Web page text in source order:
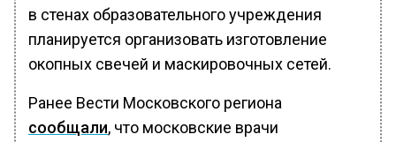
в стенах образовательного учреждения
планируется организовать изготовление
окопных свечей и маскировочных сетей.
Ранее Вести Московского региона
сообщали, что московские врачи